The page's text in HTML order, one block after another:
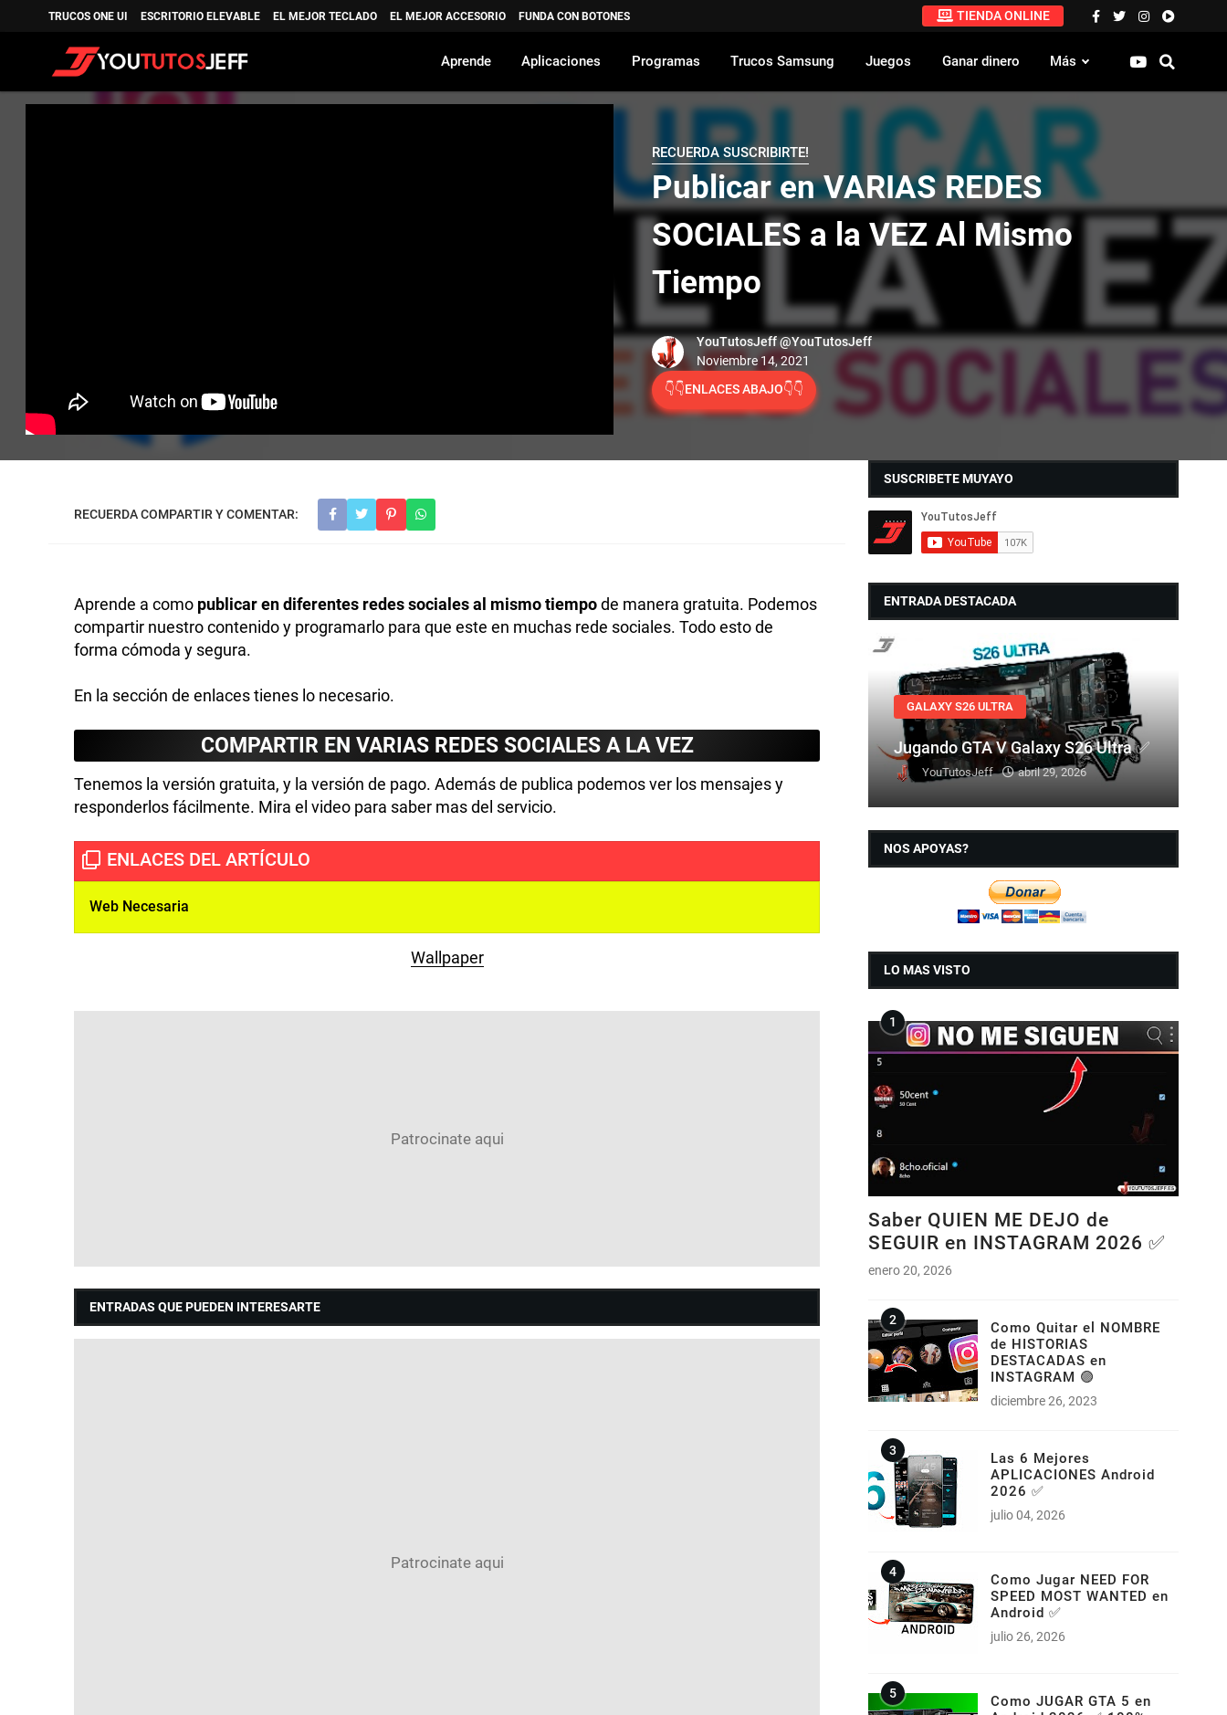
TRUCOS ONE UI ESCRITORIO ELEVABLE EL MEJOR TECLADO EL MEJOR ACCESORIO FUNDA CON BOTONES TIENDA ONLINE
Aprende Aplicaciones Programas Trucos Samsung Juegos Ganar dinero Más
Publicar en VARIAS REDES
SOCIALES a la VEZ Al Mismo
Tiempo
RECUERDA SUSCRIBIRTE!
👇👇ENLACES ABAJO👇👇
YouTutosJeff@YouTutosJeff
Aprende a como publicar en diferentes redes sociales al mismo tiempode manera gratuita. Podemos
compartir nuestro contenido y programarlo para que este en muchas rede sociales. Todo esto de
forma cómoda y segura.
En la sección de enlaces tienes lo necesario.
COMPARTIR EN VARIAS REDES SOCIALES A LA VEZ
Tenemos la versión gratuita, y la versión de pago. Además de publica podemos ver los mensajes y
responderlos fácilmente. Mira el video para saber mas del servicio.
Web Necesaria
Wallpaper
ENTRADAS QUE PUEDEN INTERESARTE
SUSCRIBETE MUYAYO
ENTRADA DESTACADA
GALAXY S26 ULTRA
Jugando GTA V Galaxy S26 Ultra ✅
YouTutosJeff abril 29, 2026
NOS APOYAS?
LO MAS VISTO
Saber QUIEN ME DEJO de
SEGUIR en INSTAGRAM 2026 ✅
enero 20, 2026
Como Quitar el NOMBRE
de HISTORIAS
DESTACADAS en
INSTAGRAM 🟣
diciembre 26, 2023
Las 6 Mejores
APLICACIONES Android
2026 ✅
julio 04, 2026
Como Jugar NEED FOR
SPEED MOST WANTED en
Android ✅
julio 26, 2026
Como JUGAR GTA 5 en